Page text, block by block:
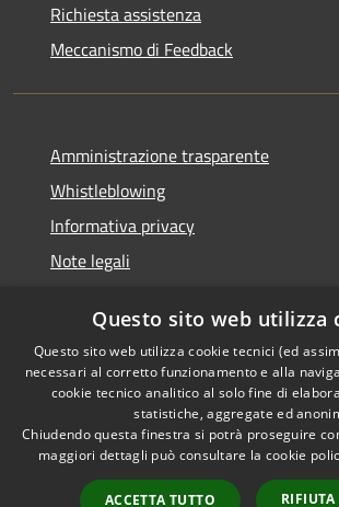
Richiesta assistenza
Meccanismo di Feedback
Amministrazione trasparente
Whistleblowing
Informativa privacy
Note legali
Segnalazioni di inaccessibilità
RSS
Accessibilità
Copyright
Finale
Questo sito web utilizza
Questo sito web utilizza cookie tecnici (ed
necessari al corretto funzionamento e alla
cookie tecnico analitico al solo fine di
statistiche, aggregate ed
Chiudendo questa finestra si potrà proseguire
maggiori dettagli può consultare la cookie
ACCETTA TUTTO RIFIUTA